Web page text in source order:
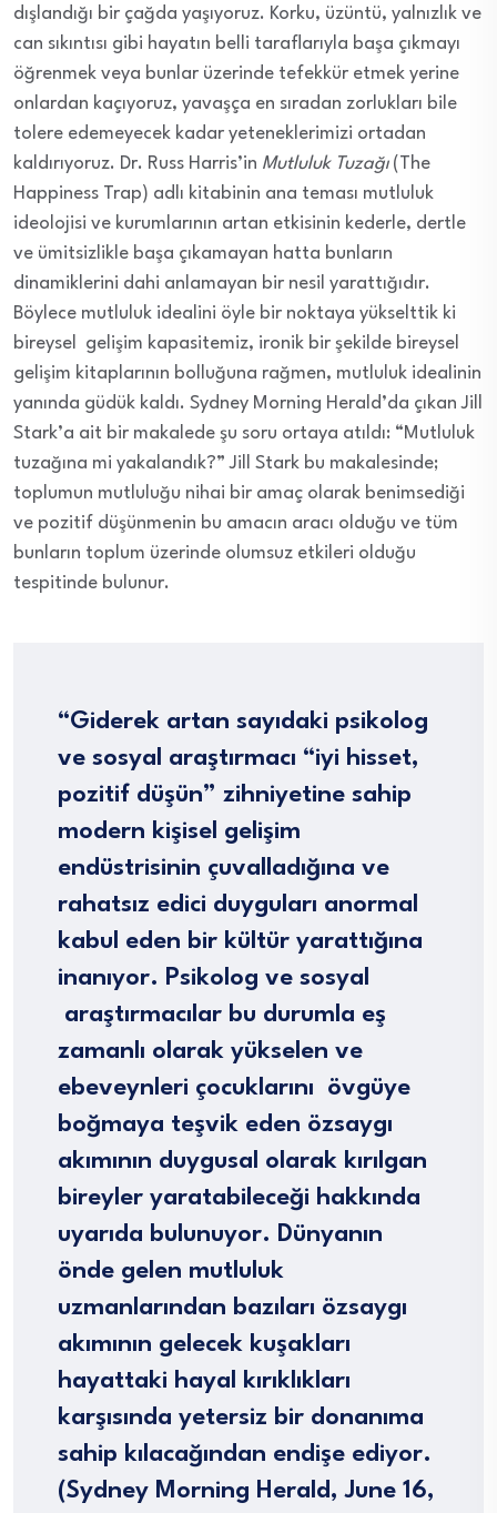
dışlandığı bir çağda yaşıyoruz. Korku, üzüntü, yalnızlık ve
can sıkıntısı gibi hayatın belli taraflarıyla başa çıkmayı
öğrenmek veya bunlar üzerinde tefekkür etmek yerine
onlardan kaçıyoruz, yavaşça en sıradan zorlukları bile
tolere edemeyecek kadar yeteneklerimizi ortadan
kaldırıyoruz. Dr. Russ Harris’in Mutluluk Tuzağı(The
Happiness Trap) adlı kitabinin ana teması mutluluk
ideolojisi ve kurumlarının artan etkisinin kederle, dertle
ve ümitsizlikle başa çıkamayan hatta bunların
dinamiklerini dahi anlamayan bir nesil yarattığıdır.
Böylece mutluluk idealini öyle bir noktaya yükselttik ki
bireysel gelişim kapasitemiz, ironik bir şekilde bireysel
gelişim kitaplarının bolluğuna rağmen, mutluluk idealinin
yanında güdük kaldı. Sydney Morning Herald’da çıkan Jill
Stark’a ait bir makalede şu soru ortaya atıldı: “Mutluluk
tuzağına mi yakalandık?” Jill Stark bu makalesinde;
toplumun mutluluğu nihai bir amaç olarak benimsediği
ve pozitif düşünmenin bu amacın aracı olduğu ve tüm
bunların toplum üzerinde olumsuz etkileri olduğu
tespitinde bulunur.
“Giderek artan sayıdaki psikolog
ve sosyal araştırmacı “iyi hisset,
pozitif düşün” zihniyetine sahip
modern kişisel gelişim
endüstrisinin çuvalladığına ve
rahatsız edici duyguları anormal
kabul eden bir kültür yarattığına
inanıyor. Psikolog ve sosyal
araştırmacılar bu durumla eş
zamanlı olarak yükselen ve
ebeveynleri çocuklarını övgüye
boğmaya teşvik eden özsaygı
akımının duygusal olarak kırılgan
bireyler yaratabileceği hakkında
uyarıda bulunuyor. Dünyanın
önde gelen mutluluk
uzmanlarından bazıları özsaygı
akımının gelecek kuşakları
hayattaki hayal kırıklıkları
karşısında yetersiz bir donanıma
sahip kılacağından endişe ediyor.
(Sydney Morning Herald, June 16,